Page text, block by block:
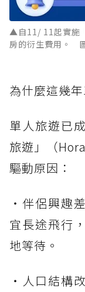
▲自11/ 11起實施
房的衍生費用。
為什麼這幾
單人旅遊已
旅遊」（
驅動原因：
・伴侶興趣
宜長途飛行
地等待。
・人口結構